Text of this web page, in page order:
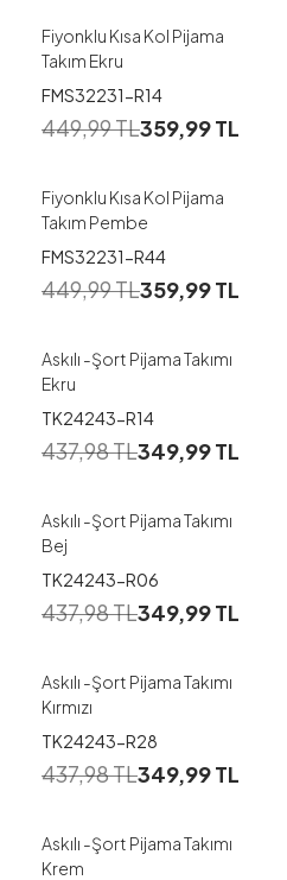
Fiyonklu Kısa Kol Pijama
Takım Ekru
FMS32231-R14
449,99TL359,99TL
4XL M L XL
XXL
3XL
Fiyonklu Kısa Kol Pijama
Takım Pembe
FMS32231-R44
449,99TL359,99TL
M L XL
Askılı -Şort Pijama Takımı
Ekru
TK24243-R14
437,98TL349,99TL
M L XL
Askılı -Şort Pijama Takımı
Bej
TK24243-R06
437,98TL349,99TL
M L XL
Askılı -Şort Pijama Takımı
Kırmızı
TK24243-R28
437,98TL349,99TL
M L XL
Askılı -Şort Pijama Takımı
Krem